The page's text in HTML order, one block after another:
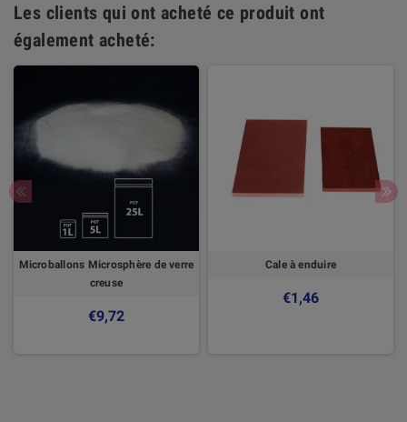
Les clients qui ont acheté ce produit ont
également acheté:
Microballons Microsphère de verre
creuse
€9,72
Cale à enduire
€1,46